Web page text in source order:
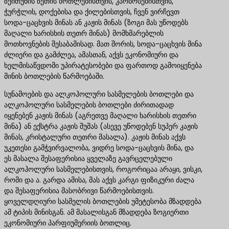
ჭურჭლის, დოქებისა და ქილებისთვის, ჩვენ ვირჩევთ
სოდა-ცაცხვის მინას ან კაჟის მინას (ზოგი მას უწოდებს
მაღალი ხარისხის თეთრ მინას) მომხმარებლის
მოთხოვნების შესაბამისად. მათ შორის, სოდა-ცაცხვის მინა
ძლიერი და გამძლეა, ამასთან, აქვს ეკონომიური და
ხელმისაწვდომი უპირატესობები და ფართოდ გამოიყენება
მინის ბოთლების წარმოებაში.
სუნამოების და ალკოჰოლური სასმელების ბოთლები და
ალკოჰოლური სასმელების ბოთლები ძირითადად
იყენებენ კაჟის მინას (აგრეთვე მაღალი ხარისხის თეთრი
მინა) ან ექსტრა კაჟის შუშას (ასევე უწოდებენ სუპერ კაჟის
მინას, კრისტალური თეთრი მასალა). კაჟის მინას აქვს
უკეთესი გამჭვირვალობა, ვიდრე სოდა-ცაცხვის მინა, და
ეს მასალა შესაფერისია ყველაზე გავრცელებული
ალკოჰოლური სასმელებისთვის, როგორიცაა არაყი, ვისკი,
რომი და ა. გარდა ამისა, მას აქვს კარგი ფიზიკური ძალა
და შესაფერისია მასობრივი წარმოებისთვის.
ყოველდღიური სასმელის ბოთლების უმეტესობა მზადდება
ამ ტიპის მინისგან. ამ მასალისგან მზადდება ზოგიერთი
ეკონომიური პარფიუმერიის ბოთლიც.